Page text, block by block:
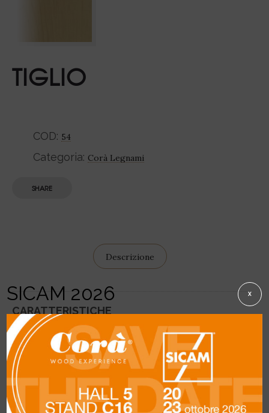
TIGLIO
COD: 54
Categoria: Corà Legnami
SHARE
Descrizione
CARATTERISTICHE
Descrizione generale:color crema
giallognolo, con la stagionatura passa al
marrone giallognolo, poi al marrone chiaro;
fibratura dritta, tessitura fine e uniforme.
Impieghi:lavori d’intaglio, taglieri da
SICAM 2026 X